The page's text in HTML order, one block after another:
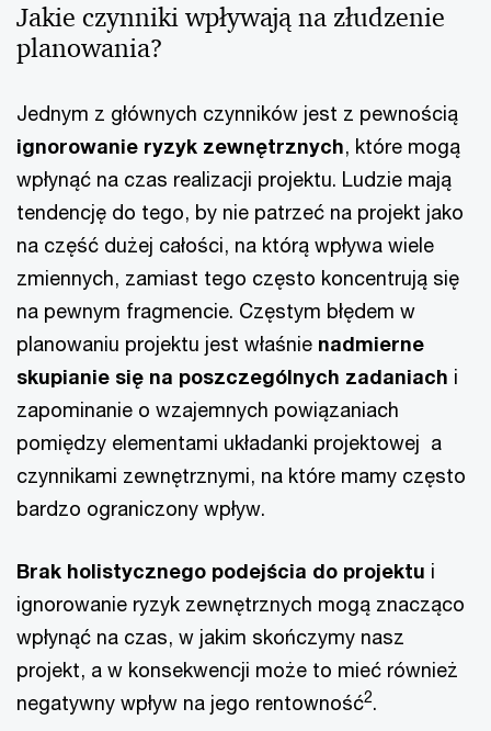
Jakie czynniki wpływają na złudzenie
planowania?
Jednym z głównych czynników jest z pewnością
ignorowanie ryzyk zewnętrznych, które mogą
wpłynąć na czas realizacji projektu. Ludzie mają
tendencję do tego, by nie patrzeć na projekt jako
na część dużej całości, na którą wpływa wiele
zmiennych, zamiast tego często koncentrują się
na pewnym fragmencie. Częstym błędem w
planowaniu projektu jest właśnie nadmierne
skupianie się na poszczególnych zadaniach i
zapominanie o wzajemnych powiązaniach
pomiędzy elementami układanki projektowej a
czynnikami zewnętrznymi, na które mamy często
bardzo ograniczony wpływ.
Brak holistycznego podejścia do projektu i
ignorowanie ryzyk zewnętrznych mogą znacząco
wpłynąć na czas, w jakim skończymy nasz
projekt, a w konsekwencji może to mieć również
negatywny wpływ na jego rentowność2.